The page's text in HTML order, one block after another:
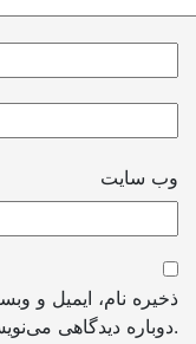
وب سایت
ذخیره نام، ایمیل و
دوباره دیدگاهی می‌نویسم.